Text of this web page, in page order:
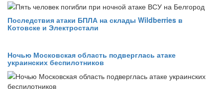
Последствия атаки БПЛА на склады Wildberries в
Котовске и Электростали
Ночью Московская область подверглась атаке
украинских беспилотников